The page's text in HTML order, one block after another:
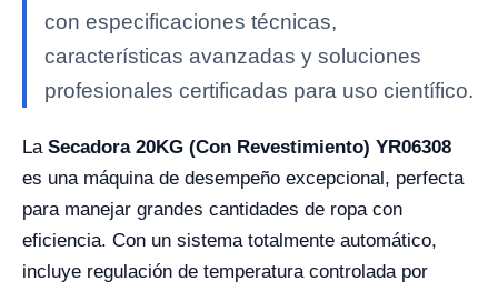
con especificaciones técnicas,
características avanzadas y soluciones
profesionales certificadas para uso científico.
La Secadora 20KG (Con Revestimiento) YR06308
es una máquina de desempeño excepcional, perfecta
para manejar grandes cantidades de ropa con
eficiencia. Con un sistema totalmente automático,
incluye regulación de temperatura controlada por